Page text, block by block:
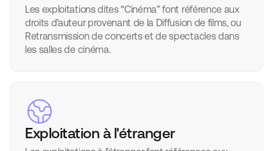
Les exploitations dites “Cinéma” font référence aux
droits d’auteur provenant de la Diffusion de films, ou
Retransmission de concerts et de spectacles dans
les salles de cinéma.
Exploitation à l'étranger